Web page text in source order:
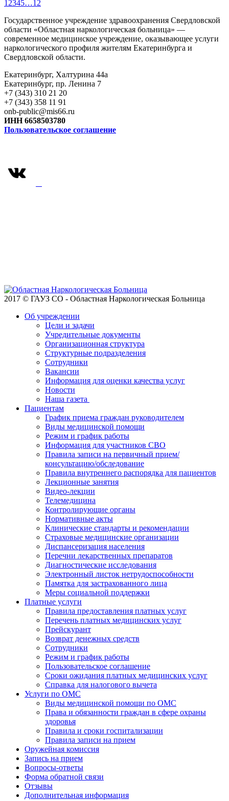
1 2345…12
Государственное учреждение здравоохранения Свердловской
области «Областная наркологическая больница» —
современное медицинское учреждение, оказывающее услуги
наркологического профиля жителям Екатеринбурга и
Свердловской области.
Екатеринбург, Халтурина 44а
Екатеринбург, пр. Ленина 7
+7 (343) 310 21 20
+7 (343) 358 11 91
onb-public@mis66.ru
ИНН 6658503780
Пользовательское соглашение
2017 © ГАУЗ СО - Областная Наркологическая Больница
Об учреждении
Цели и задачи
Учредительные документы
Организационная структура
Структурные подразделения
Сотрудники
Вакансии
Информация для оценки качества услуг
Новости
​​Наша газета
Пациентам
График приема граждан руководителем
Виды медицинской помощи
Режим и график работы
Информация для участников СВО
Правила записи на первичный прием/
консультацию/обследование
Правила внутреннего распорядка для пациентов
Лекционные занятия
Видео-лекции
Телемедицина
Контролирующие органы
Нормативные акты
Клинические стандарты и рекомендации
Страховые медицинские организации
Диспансеризация населения
Перечни лекарственных препаратов
Диагностические исследования
Электронный листок нетрудоспособности
Памятка для застрахованного лица
Меры социальной поддержки
Платные услуги
Правила предоставления платных услуг
Перечень платных медицинских услуг
Прейскурант
Возврат денежных средств
Сотрудники
Режим и график работы
Пользовательское соглашение
Сроки ожидания платных медицинских услуг
Справка для налогового вычета
Услуги по ОМС
Виды медицинской помощи по ОМС
Права и обязанности граждан в сфере охраны
здоровья
Правила и сроки госпитализации
Правила записи на прием
Оружейная комиссия
Запись на прием
Вопросы-ответы
Форма обратной связи
Отзывы
Дополнительная информация